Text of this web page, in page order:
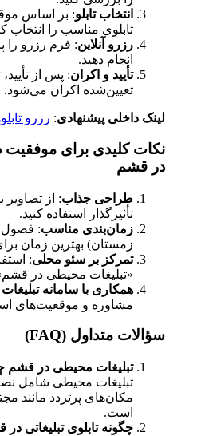
انتخاب تابلو: بر اساس
تابلوی مناسب را انتخاب
رزرو آنلاین: فرم رزرو را
انجام دهید.
تأیید و اکران: پس از
تعیین‌شده اکران می‌شود.
لینک داخلی پیشنهادی: رزرو
نکات کلیدی برای موفقیت
در قشم
طراحی جذاب: از تصاویر
تأثیرگذار استفاده کنید.
زمان‌بندی مناسب: فصول
زمستان) بهترین زمان
تمرکز بر سئو محلی:
«تبلیغات محیطی در قشم»
همکاری با سامانه
مشاوره و موقعیت‌های
سؤالات متداول (FAQ)
تبلیغات محیطی در
تبلیغات محیطی شامل نصب
مکان‌های پرتردد مانند
است.
چگونه تابلوی تبلیغاتی